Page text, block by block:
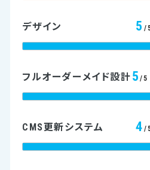
デザイン 5 /
フルオーダーメイド設計 5 /5
CMS更新システム 4 /